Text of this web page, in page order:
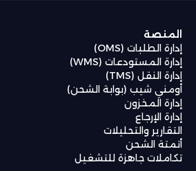
المنصة
إدارة الطلبات (OMS)
إدارة المستودعات (WMS)
إدارة النقل (TMS)
أومني شيب (بوابة الشحن)
إدارة المخزون
إدارة الإرجاع
التقارير والتحليلات
أتمتة الشحن
تكاملات جاهزة للتشغيل